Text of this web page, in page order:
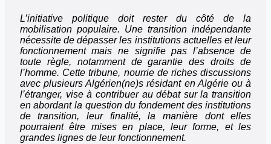
L’initiative politique doit rester du côté de la
mobilisation populaire. Une transition indépendante
nécessite de dépasser les institutions actuelles et leur
fonctionnement mais ne signifie pas l’absence de
toute règle, notamment de garantie des droits de
l’homme. Cette tribune, nourrie de riches discussions
avec plusieurs Algérien(ne)s résidant en Algérie ou à
l’étranger, vise à contribuer au débat sur la transition
en abordant la question du fondement des institutions
de transition, leur finalité, la manière dont elles
pourraient être mises en place, leur forme, et les
grandes lignes de leur fonctionnement.